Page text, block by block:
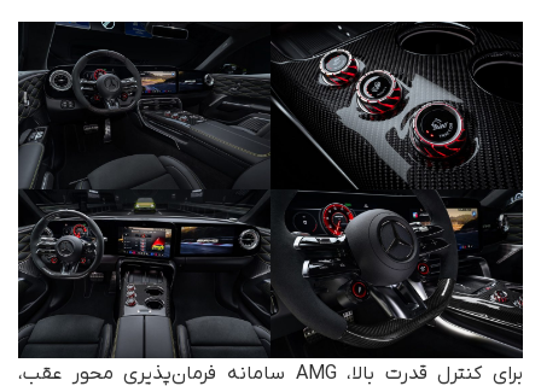
برای کنترل قدرت بالا، AMG سامانه فرمان‌پذیری محور عقب،